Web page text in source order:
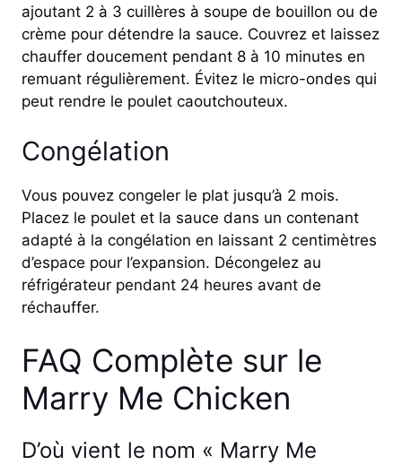
ajoutant 2 à 3 cuillères à soupe de bouillon ou de
crème pour détendre la sauce. Couvrez et laissez
chauffer doucement pendant 8 à 10 minutes en
remuant régulièrement. Évitez le micro-ondes qui
peut rendre le poulet caoutchouteux.
Congélation
Vous pouvez congeler le plat jusqu’à 2 mois.
Placez le poulet et la sauce dans un contenant
adapté à la congélation en laissant 2 centimètres
d’espace pour l’expansion. Décongelez au
réfrigérateur pendant 24 heures avant de
réchauffer.
FAQ Complète sur le
Marry Me Chicken
D’où vient le nom « Marry Me